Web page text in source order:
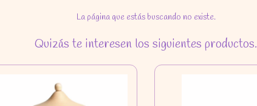
La página que estás buscando no existe.
Quizás te interesen los siguientes productos.